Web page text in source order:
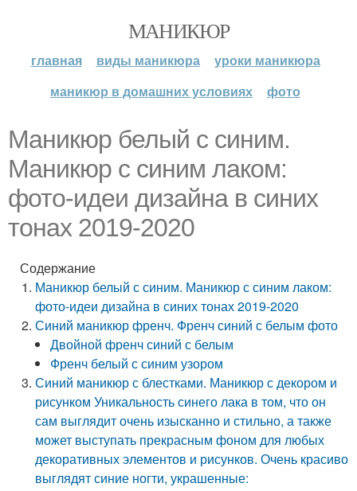
МАНИКЮР
главная виды маникюра
уроки маникюра
маникюр в домашних условиях
фото
Маникюр белый с синим.
Маникюр с синим лаком:
фото-идеи дизайна в синих
тонах 2019-2020
Содержание
Маникюр белый с синим. Маникюр с синим лаком:
фото-идеи дизайна в синих тонах 2019-2020
Синий маникюр френч. Френч синий с белым фото
Двойной френч синий с белым
Френч белый с синим узором
Синий маникюр с блестками. Маникюр с декором и
рисунком Уникальность синего лака в том, что он
сам выглядит очень изысканно и стильно, а также
может выступать прекрасным фоном для любых
декоративных элементов и рисунков. Очень красиво
выглядят синие ногти, украшенные: